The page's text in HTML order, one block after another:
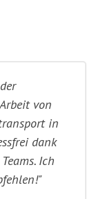
von
in
dank
Ich